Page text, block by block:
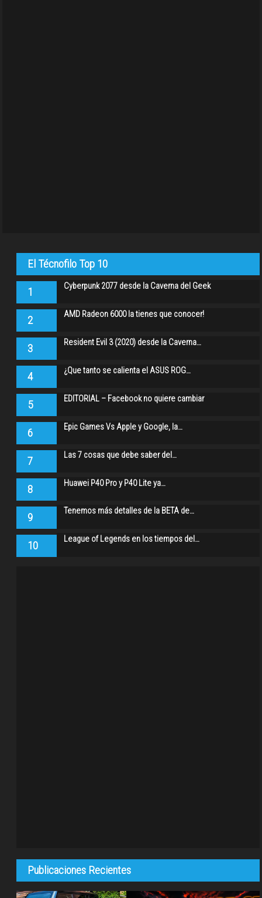
El Técnofilo Top 10
1 Cyberpunk 2077 desde la Caverna del Geek
2 AMD Radeon 6000 la tienes que conocer!
3 Resident Evil 3 (2020) desde la Caverna…
4 ¿Que tanto se calienta el ASUS ROG…
5 EDITORIAL – Facebook no quiere cambiar
6 Epic Games Vs Apple y Google, la…
7 Las 7 cosas que debe saber del…
8 Huawei P40 Pro y P40 Lite ya…
9 Tenemos más detalles de la BETA de…
10 League of Legends en los tiempos del…
Publicaciones Recientes